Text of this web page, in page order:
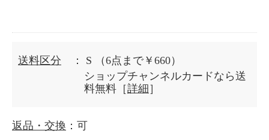
送料区分 ： S
（6点まで￥660）
ショップチャンネルカードなら送
料無料［詳細 ］
返品・交換 ：可